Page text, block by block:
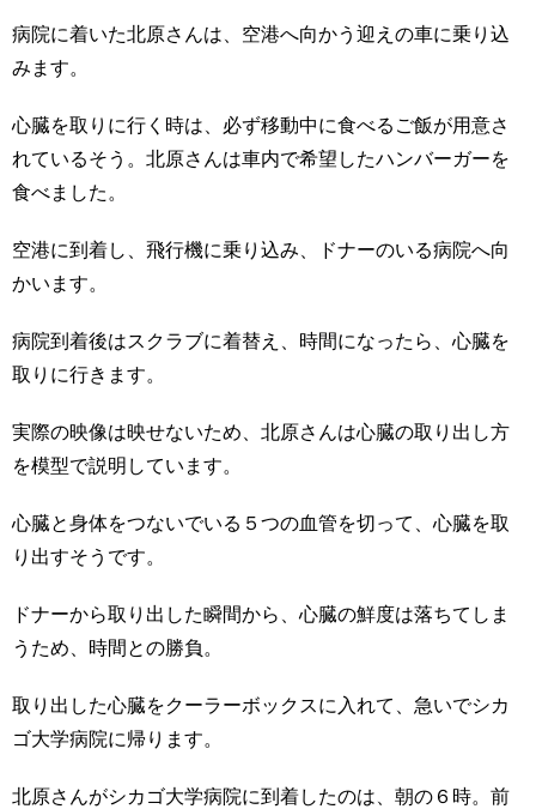
病院に着いた北原さんは、空港へ向かう迎えの車に乗り込
みます。
心臓を取りに行く時は、必ず移動中に食べるご飯が用意さ
れているそう。北原さんは車内で希望したハンバーガーを
食べました。
空港に到着し、飛行機に乗り込み、ドナーのいる病院へ向
かいます。
病院到着後はスクラブに着替え、時間になったら、心臓を
取りに行きます。
実際の映像は映せないため、北原さんは心臓の取り出し方
を模型で説明しています。
心臓と身体をつないでいる５つの血管を切って、心臓を取
り出すそうです。
ドナーから取り出した瞬間から、心臓の鮮度は落ちてしま
うため、時間との勝負。
取り出した心臓をクーラーボックスに入れて、急いでシカ
ゴ大学病院に帰ります。
北原さんがシカゴ大学病院に到着したのは、朝の６時。前